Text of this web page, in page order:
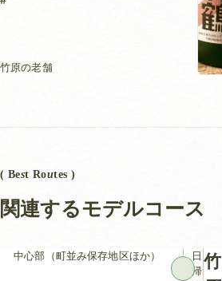
竹原の老舗
( Best Routes )
関連するモデルコース
中心部（町並み保存地区ほか）
日
帰竹